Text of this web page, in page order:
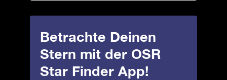
Betrachte Deinen
Stern mit der OSR
Star Finder App!